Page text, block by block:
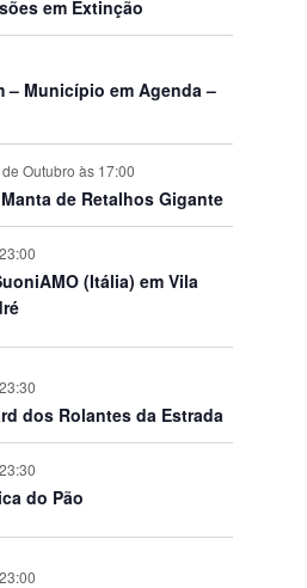
em Extinção
– Município em Agenda –
Outubro às 17:00
de Retalhos Gigante
23:00
(Itália) em Vila
23:30
dos Rolantes da Estrada
23:30
do Pão
23:00